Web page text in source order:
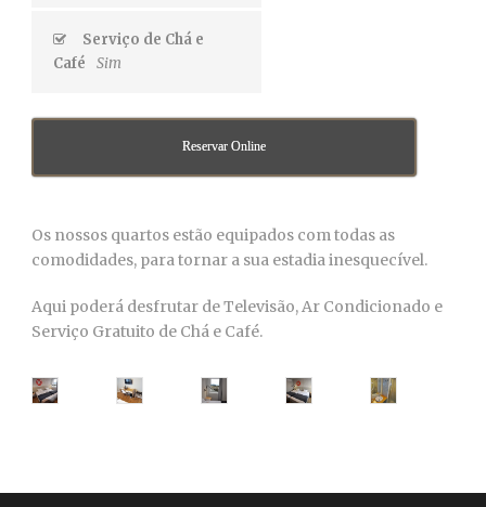
Serviço de Chá e
Café
Sim
Reservar Online
Os nossos quartos estão equipados com todas as
comodidades, para tornar a sua estadia inesquecível.
Aqui poderá desfrutar de Televisão, Ar Condicionado e
Serviço Gratuito de Chá e Café.